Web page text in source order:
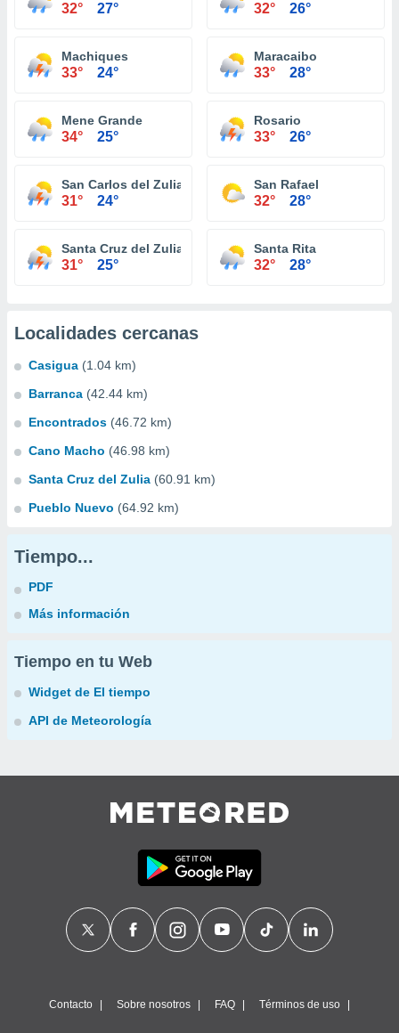
32° 27° 32° 26°
Machiques
33° 24°
Maracaibo
33° 28°
Mene Grande
34° 25°
Rosario
33° 26°
San Carlos del Zulia
31° 24°
San Rafael
32° 28°
Santa Cruz del Zulia
31° 25°
Santa Rita
32° 28°
Localidades cercanas
Casigua (1.04 km)
Barranca (42.44 km)
Encontrados (46.72 km)
Cano Macho (46.98 km)
Santa Cruz del Zulia (60.91 km)
Pueblo Nuevo (64.92 km)
Tiempo...
PDF
Más información
Tiempo en tu Web
Widget de El tiempo
API de Meteorología
Contacto Sobre nosotros FAQ Términos de uso